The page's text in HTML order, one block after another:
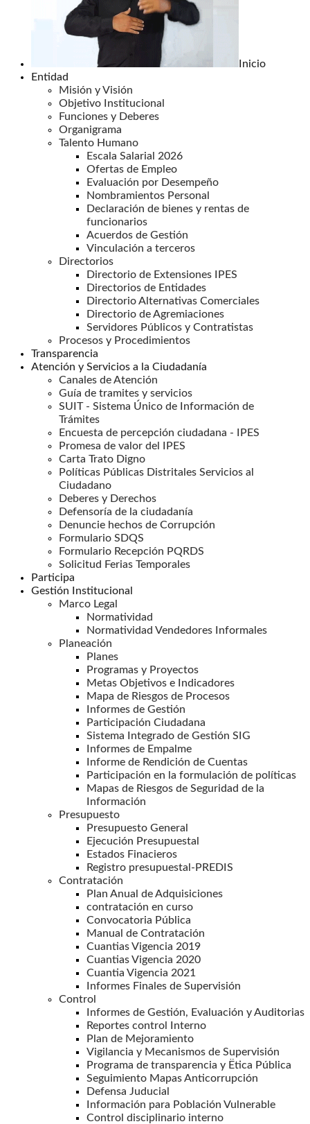
Inicio
Entidad
Misión y Visión
Objetivo Institucional
Funciones y Deberes
Organigrama
Talento Humano
Escala Salarial 2026
Ofertas de Empleo
Evaluación por Desempeño
Nombramientos Personal
Declaración de bienes y rentas de
funcionarios
Acuerdos de Gestión
Vinculación a terceros
Directorios
Directorio de Extensiones IPES
Directorios de Entidades
Directorio Alternativas Comerciales
Directorio de Agremiaciones
Servidores Públicos y Contratistas
Procesos y Procedimientos
Transparencia
Atención y Servicios a la Ciudadanía
Canales de Atención
Guía de tramites y servicios
SUIT - Sistema Único de Información de
Trámites
Encuesta de percepción ciudadana - IPES
Promesa de valor del IPES
Carta Trato Digno
Políticas Públicas Distritales Servicios al
Ciudadano
Deberes y Derechos
Defensoría de la ciudadanía
Denuncie hechos de Corrupción
Formulario SDQS
Formulario Recepción PQRDS
Solicitud Ferias Temporales
Participa
Gestión Institucional
Marco Legal
Normatividad
Normatividad Vendedores Informales
Planeación
Planes
Programas y Proyectos
Metas Objetivos e Indicadores
Mapa de Riesgos de Procesos
Informes de Gestión
Participación Ciudadana
Sistema Integrado de Gestión SIG
Informes de Empalme
Informe de Rendición de Cuentas
Participación en la formulación de políticas
Mapas de Riesgos de Seguridad de la
Información
Presupuesto
Presupuesto General
Ejecución Presupuestal
Estados Finacieros
Registro presupuestal-PREDIS
Contratación
Plan Anual de Adquisiciones
contratación en curso
Convocatoria Pública
Manual de Contratación
Cuantias Vigencia 2019
Cuantias Vigencia 2020
Cuantia Vigencia 2021
Informes Finales de Supervisión
Control
Informes de Gestión, Evaluación y Auditorias
Reportes control Interno
Plan de Mejoramiento
Vigilancia y Mecanismos de Supervisión
Programa de transparencia y Ëtica Pública
Seguimiento Mapas Anticorrupción
Defensa Juducial
Información para Población Vulnerable
Control disciplinario interno